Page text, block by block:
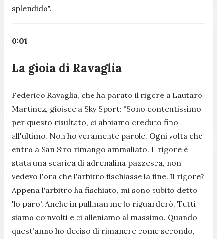
splendido".
0:01
La gioia di Ravaglia
Federico Ravaglia, che ha parato il rigore a Lautaro
Martinez, gioisce a Sky Sport: "Sono contentissimo
per questo risultato, ci abbiamo creduto fino
all'ultimo. Non ho veramente parole. Ogni volta che
entro a San Siro rimango ammaliato. Il rigore è
stata una scarica di adrenalina pazzesca, non
vedevo l'ora che l'arbitro fischiasse la fine. Il rigore?
Appena l'arbitro ha fischiato, mi sono subito detto
'lo paro'. Anche in pullman me lo riguarderò. Tutti
siamo coinvolti e ci alleniamo al massimo. Quando
quest'anno ho deciso di rimanere come secondo,